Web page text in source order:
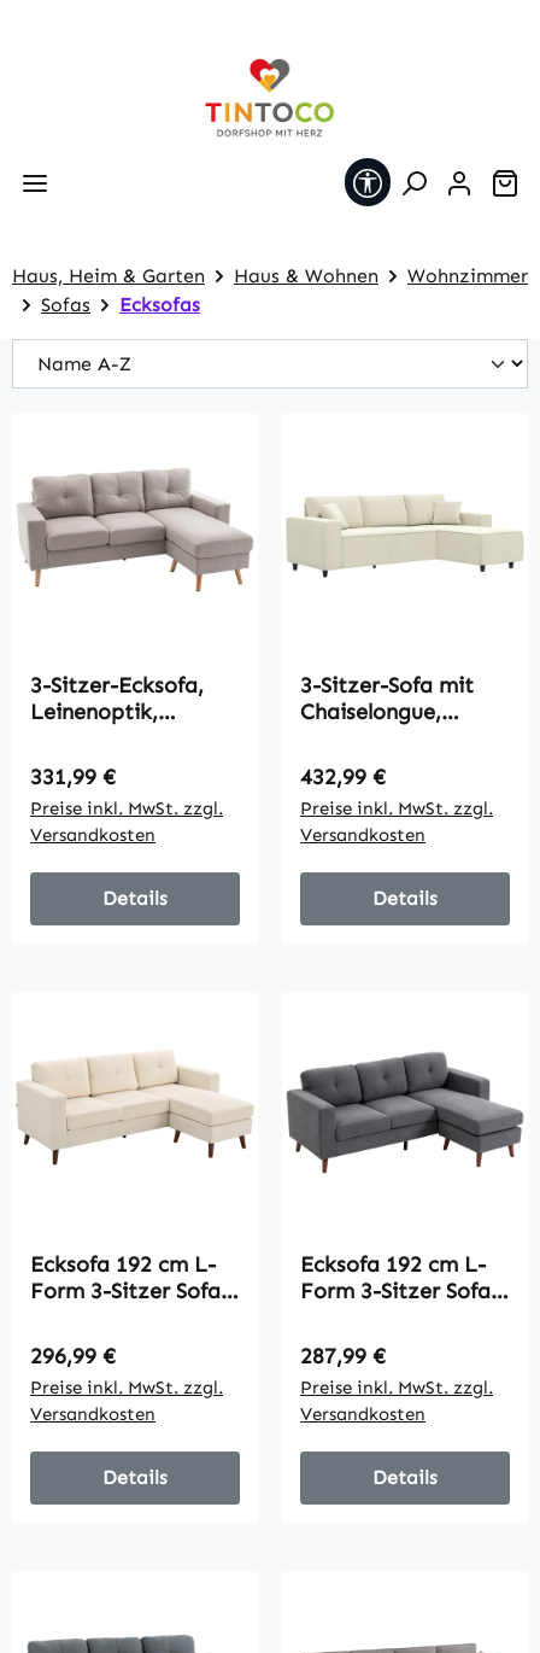
Werkzeugleiste
Haus, Heim & Garten Haus & Wohnen
Wohnzimmer
Sofas
Ecksofas
3-Sitzer-Ecksofa,
Leinenoptik,
Chaiselongue,
193x136x85 cm,
Hellgrau
Regulärer Preis:
331,99 €
Preise inkl. MwSt. zzgl.
Versandkosten
Details
3-Sitzer-Sofa mit
Chaiselongue,
mit Cordbezug, 2
Extra-Kissen,
Polstersofa,
Cremeweiß
Regulärer Preis:
432,99 €
Preise inkl. MwSt. zzgl.
Versandkosten
Details
Ecksofa 192 cm L-
Form 3-Sitzer Sofa
Chaiselongue, Cord-
Optik, für kleinen
Raum, Cremeweiß
Regulärer Preis:
296,99 €
Preise inkl. MwSt. zzgl.
Versandkosten
Details
Ecksofa 192 cm L-
Form 3-Sitzer Sofa
Chaiselongue, Cord-
Optik, für kleinen
Raum, Dunkelgrau
Regulärer Preis:
287,99 €
Preise inkl. MwSt. zzgl.
Versandkosten
Details